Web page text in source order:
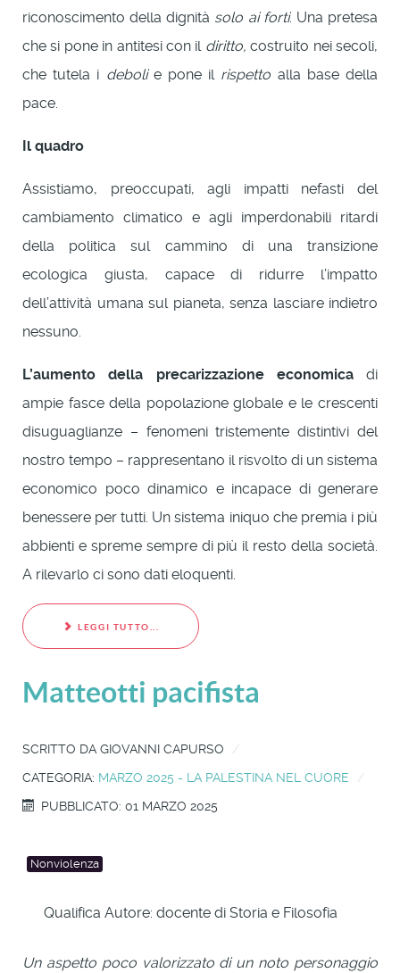
riconoscimento della dignità solo ai forti. Una pretesa
che si pone in antitesi con il diritto,costruito nei secoli,
che tutela i debolie pone il rispetto alla base della
pace.
Il quadro
Assistiamo, preoccupati, agli impatti nefasti del
cambiamento climatico e agli imperdonabili ritardi
della politica sul cammino di una transizione
ecologica giusta, capace di ridurre l’impatto
dell’attività umana sul pianeta, senza lasciare indietro
nessuno.
L’aumento della precarizzazione economicadi
ampie fasce della popolazione globale e le crescenti
disuguaglianze – fenomeni tristemente distintivi del
nostro tempo – rappresentano il risvolto di un sistema
economico poco dinamico e incapace di generare
benessere per tutti. Un sistema iniquo che premia i più
abbienti e spreme sempre di più il resto della società.
A rilevarlo ci sono dati eloquenti.
LEGGI TUTTO...
Matteotti pacifista
SCRITTO DA GIOVANNI CAPURSO
CATEGORIA: MARZO 2025 - LA PALESTINA NEL CUORE
PUBBLICATO: 01 MARZO 2025
Nonviolenza
Qualifica Autore: docente di Storia e Filosofia
Un aspetto poco valorizzato di un noto personaggio